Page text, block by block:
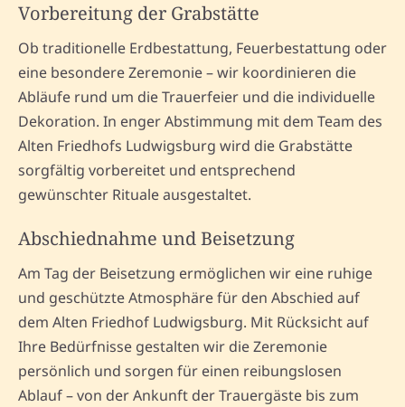
Vorbereitung der Grabstätte
Ob traditionelle Erdbestattung, Feuerbestattung oder
eine besondere Zeremonie – wir koordinieren die
Abläufe rund um die Trauerfeier und die individuelle
Dekoration. In enger Abstimmung mit dem Team des
Alten Friedhofs Ludwigsburg wird die Grabstätte
sorgfältig vorbereitet und entsprechend
gewünschter Rituale ausgestaltet.
Abschiednahme und Beisetzung
Am Tag der Beisetzung ermöglichen wir eine ruhige
und geschützte Atmosphäre für den Abschied auf
dem Alten Friedhof Ludwigsburg. Mit Rücksicht auf
Ihre Bedürfnisse gestalten wir die Zeremonie
persönlich und sorgen für einen reibungslosen
Ablauf – von der Ankunft der Trauergäste bis zum